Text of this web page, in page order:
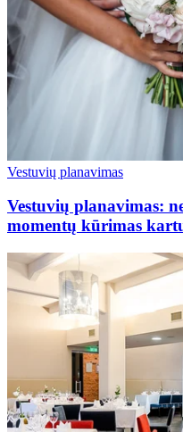
Vestuvių planavimas
Vestuvių planavimas:
momentų kūrimas